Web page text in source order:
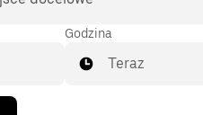
Godzina
Teraz